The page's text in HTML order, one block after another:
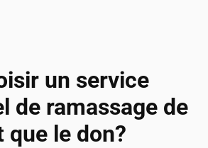
un service
de ramassage de
le don?